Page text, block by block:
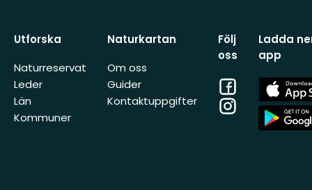
Utforska
Naturreservat
Leder
Län
Kommuner
Naturkartan
Om oss
Guider
Kontaktuppgifter
Följ
oss
Facebook
Instagram
Ladda
app
App
Store
App
Store